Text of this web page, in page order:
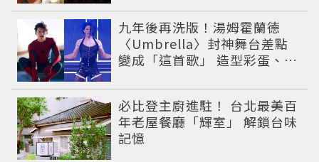
九年後再洗版！湯姆霍蘭德
〈Umbrella〉封神舞台差點
變成「這首歌」 造型彩蛋、暖
必比登主廚進駐！ 台北最美百
年老屋餐廳「輝室」 解鎖台味
記憶